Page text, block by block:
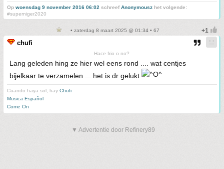
Op woensdag 9 november 2016 06:02 schreefAnonymousz het volgende:
#superniger2020
• zaterdag 8 maart 2025 @ 01:34 • 67
chufi
Hace frio o no?
Lang geleden hing ze hier wel eens rond .... wat centjes
bijelkaar te verzamelen ... het is dr gelukt
Cuando haya sol, hay Chufi
Musica Español
Come On
▼ Advertentie door Refinery89